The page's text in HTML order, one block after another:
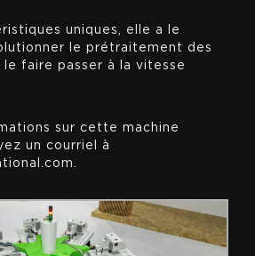
uniques, elle a le
le prétraitement des
faire passer à la vitesse
sur cette machine
un courriel à